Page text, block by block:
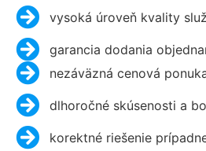
vysoká úroveň kvality
garancia dodania
nezáväzná cenová
dlhoročné skúsenosti a
korektné riešenie